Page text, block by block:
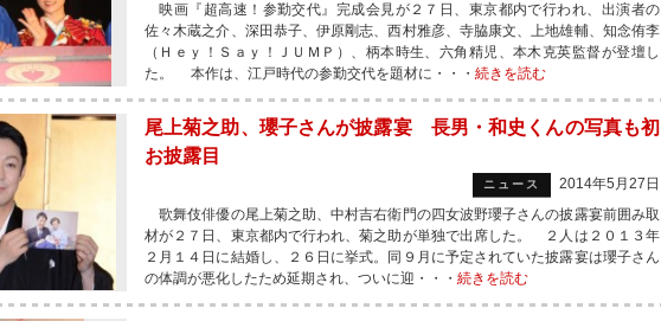
映画『超高速！参勤交代』完成会見が２７日、東京都内で行われ、出演者の
佐々木蔵之介、深田恭子、伊原剛志、西村雅彦、寺脇康文、上地雄輔、知念侑李
（Ｈｅｙ！Ｓａｙ！ＪＵＭＰ）、柄本時生、六角精児、本木克英監督が登壇し
た。 本作は、江戸時代の参勤交代を題材に・・・ 続きを読む
尾上菊之助、瓔子さんが披露宴 長男・和史くんの写真も初
お披露目
ニュース
2014年5月27日
歌舞伎俳優の尾上菊之助、中村吉右衛門の四女波野瓔子さんの披露宴前囲み取
材が２７日、東京都内で行われ、菊之助が単独で出席した。 ２人は２０１３年
２月１４日に結婚し、２６日に挙式。同９月に予定されていた披露宴は瓔子さん
の体調が悪化したため延期され、ついに迎・・・ 続きを読む